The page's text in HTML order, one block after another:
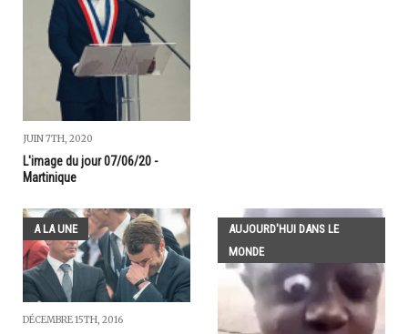
JUIN 7TH, 2020
L'image du jour 07/06/20 -
Martinique
A LA UNE
DÉCEMBRE 15TH, 2016
AUJOURD'HUI DANS LE
MONDE